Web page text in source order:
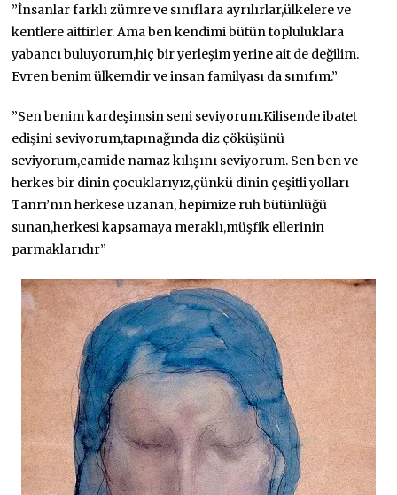
”İnsanlar farklı zümre ve sınıflara ayrılırlar,ülkelere ve
kentlere aittirler. Ama ben kendimi bütün topluluklara
yabancı buluyorum,hiç bir yerleşim yerine ait de değilim.
Evren benim ülkemdir ve insan familyası da sınıfım.”
”Sen benim kardeşimsin seni seviyorum.Kilisende ibatet
edişini seviyorum,tapınağında diz çöküşünü
seviyorum,camide namaz kılışını seviyorum. Sen ben ve
herkes bir dinin çocuklarıyız,çünkü dinin çeşitli yolları
Tanrı’nın herkese uzanan, hepimize ruh bütünlüğü
sunan,herkesi kapsamaya meraklı,müşfik ellerinin
parmaklarıdır”